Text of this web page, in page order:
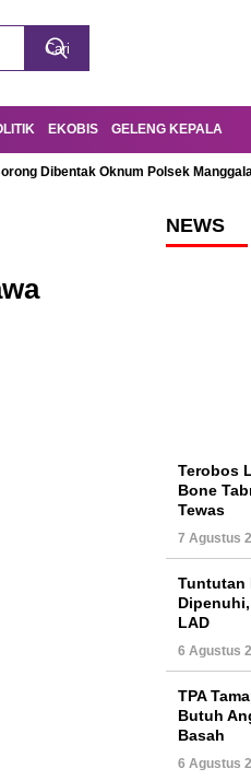
EKOBIS GELENG KEPALA
Dibentak Oknum Polsek
NEWS
Terobos
Bone
Tewas
7 Agustus
Tuntutan
LAD
6 Agustus
TPA
Butuh
Basah
6 Agustus